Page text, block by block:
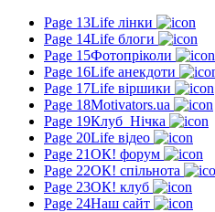
Page 13Life лінки
Page 14Life блоги
Page 15Фотопріколи
Page 16Life анекдоти
Page 17Life віршики
Page 18Motivators.ua
Page 19Клуб_Нічка
Page 20Life відео
Page 21ОК! форум
Page 22ОК! спільнота
Page 23ОК! клуб
Page 24Наш сайт